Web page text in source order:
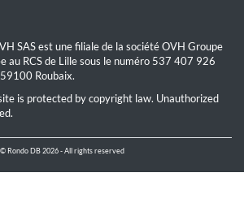
SAS est une filiale de la société OVH Groupe
au RCS de Lille sous le numéro 537 407 926
Roubaix.
is protected by copyright law. Unauthorized
© Rondo DB 2026 - All rights reserved